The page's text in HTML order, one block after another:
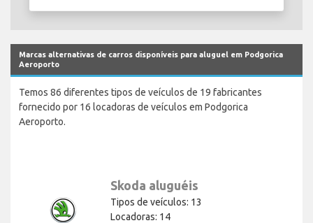
Marcas alternativas de carros disponíveis para aluguel em Podgorica
Aeroporto
Temos 86 diferentes tipos de veículos de 19 fabricantes
fornecido por 16 locadoras de veículos em Podgorica
Aeroporto.
Skoda aluguéis
Tipos de veículos: 13
Locadoras: 14